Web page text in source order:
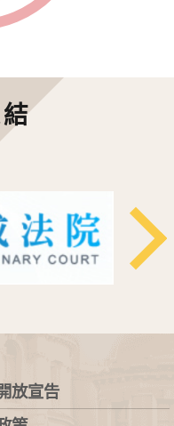
放宣告